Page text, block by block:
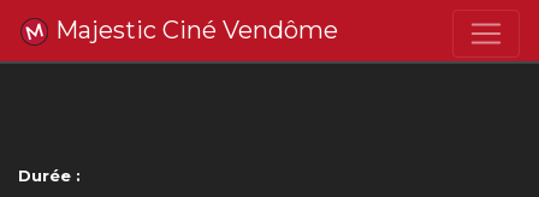
Majestic Ciné Vendôme
Durée :